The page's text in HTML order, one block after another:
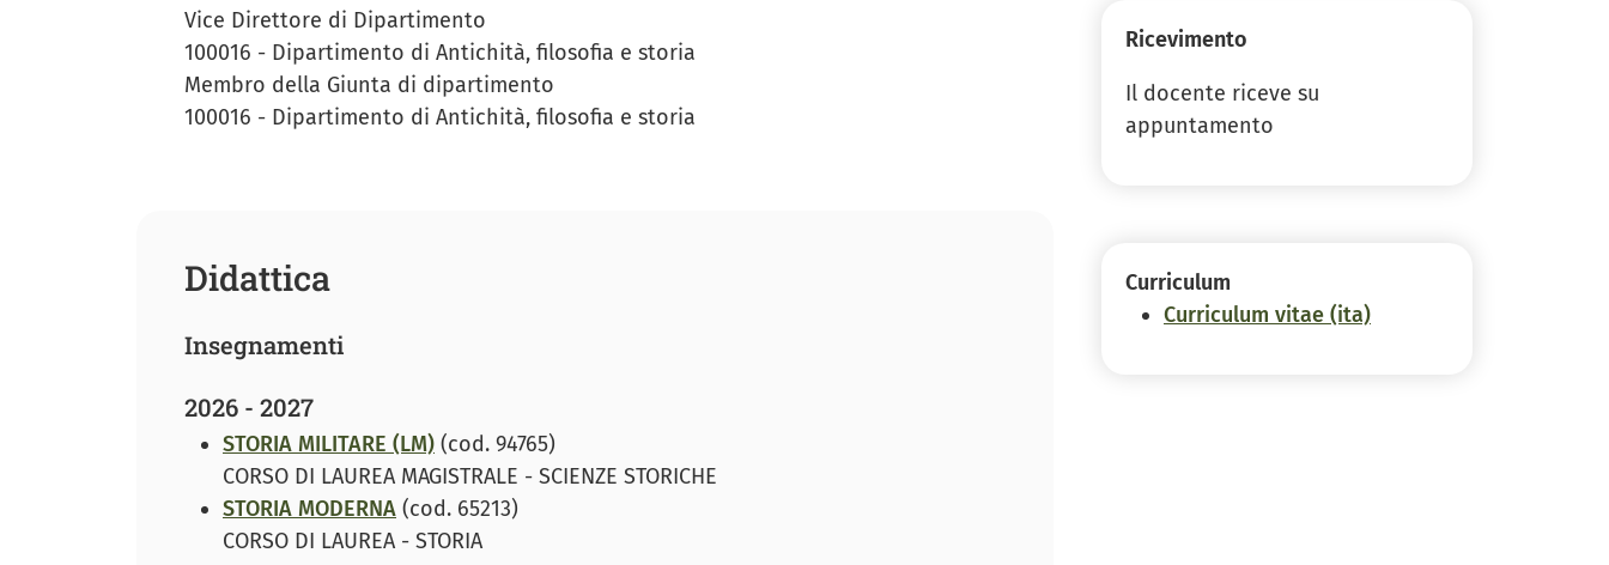
Vice Direttore di Dipartimento
100016 - Dipartimento di Antichità, filosofia e storia
Membro della Giunta di dipartimento
100016 - Dipartimento di Antichità, filosofia e storia
Didattica
Insegnamenti
2026 - 2027
STORIA MILITARE (LM) (cod. 94765)
CORSO DI LAUREA MAGISTRALE - SCIENZE STORICHE
STORIA MODERNA (cod. 65213)
CORSO DI LAUREA - STORIA
Ricevimento
Il docente riceve su
appuntamento
Curriculum
Curriculum vitae (ita)